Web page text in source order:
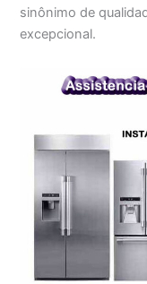
sinônimo de
excepcional.